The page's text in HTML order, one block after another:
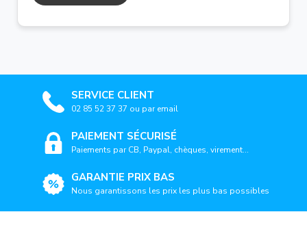
SERVICE CLIENT
02 85 52 37 37 ou par email
PAIEMENT SÉCURISÉ
Paiements par CB, Paypal, chèques, virement...
GARANTIE PRIX BAS
Nous garantissons les prix les plus bas possibles